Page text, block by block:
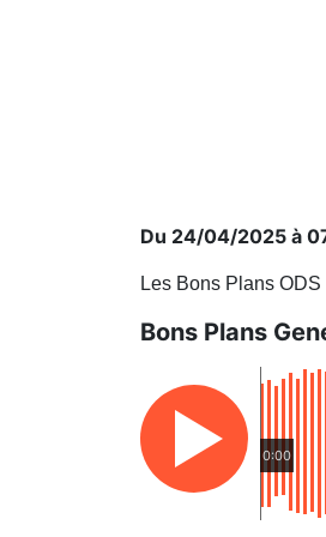
Du 24/04/2025 à
Les Bons Plans
Bons Plans
0:00